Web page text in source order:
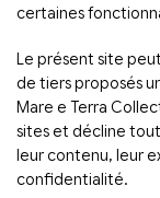
certaines
Le présent site
de tiers proposés
Mare e Terra
sites et décline
leur contenu, leur
confidentialité.